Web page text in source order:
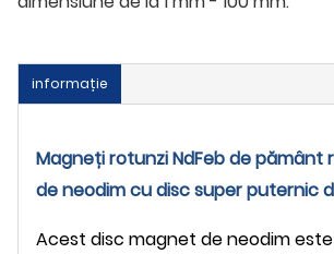
informație
Magneți rotunzi NdFeb de pământ
de neodim cu disc super puternic
Acest disc magnet de neodim